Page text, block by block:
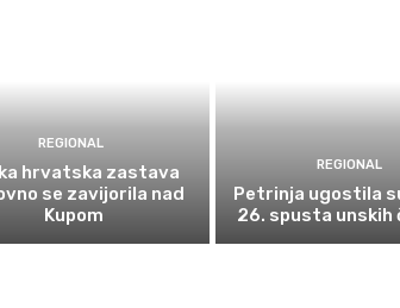
REGIONAL
hrvatska zastava
se zavijorila nad
Kupom
REGIONAL
Petrinja ugostila
26. spusta unskih